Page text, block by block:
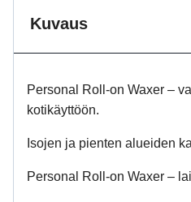
Kuvaus
Personal Roll-on Waxer –
kotikäyttöön.
Isojen ja pienten alueiden
Personal Roll-on Waxer –